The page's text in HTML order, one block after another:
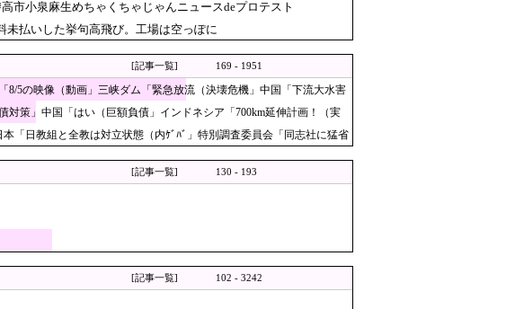
にされてる感じ。もはや9条どころではなくなった」
状態”に 京大病院
可哀想だ」
ア [8/6]
韓国メディアが酷評…
視
れ！
取材に怒り「極めて強い不満、苦情が寄
が思いつかなかったからそれかよ」と有
がネットで話題に → ネット「治安悪化の始まり」
がこちら…」→「どんな刺激的な味なん
市小泉麻生めちゃくちゃじゃんニュースdeプロテスト
払いした挙句高飛び。工場は空っぽに
[記事一覧] 169 - 1951
5の映像（動画」三峡ダム「緊急放流（決壊危機」中国「下流大水害
策」中国「はい（巨額負債」インドネシア「700km延伸計画！（実
「日教組と全教は対立状態（内ｹﾞﾊﾞ」特別調査委員会「同志社に猛省
[記事一覧] 130 - 193
[記事一覧] 102 - 3242